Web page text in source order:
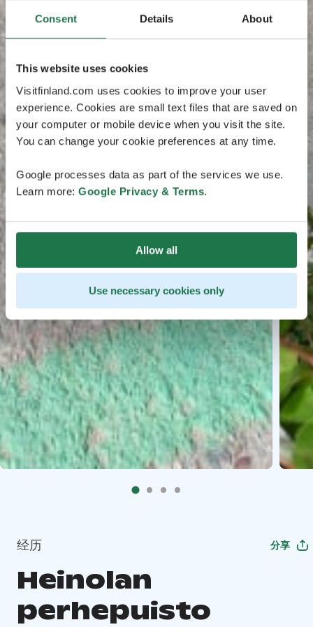
Consent Details About
This website uses cookies
Visitfinland.com uses cookies to improve your user
experience. Cookies are small text files that are saved on
your computer or mobile device when you visit the site.
You can change your cookie preferences at any time.
Google processes data as part of the services we use.
Learn more: Google Privacy & Terms.
Allow all
Use necessary cookies only
经历 分享
Heinolan
perhepuisto